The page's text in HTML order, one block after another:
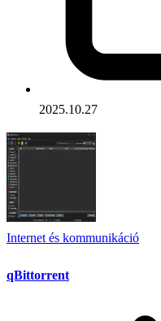
2025.10.27
Internet és kommunikáció
qBittorrent